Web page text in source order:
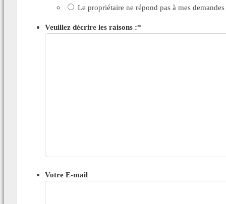
Le propriétaire ne répond pas à mes demandes
Veuillez décrire les raisons :*
Votre E-mail